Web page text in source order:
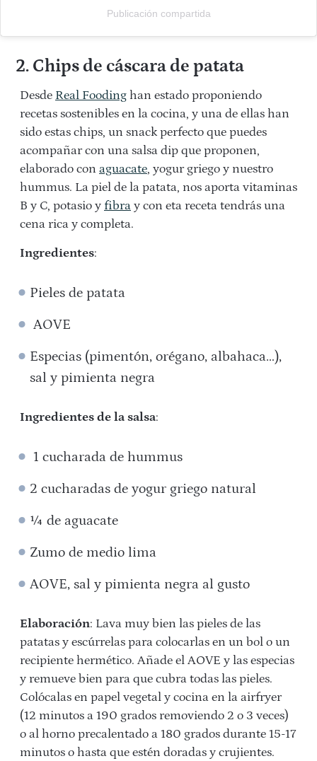
Publicación compartida
2. Chips de cáscara de patata
Desde Real Fooding han estado proponiendo
recetas sostenibles en la cocina, y una de ellas han
sido estas chips, un snack perfecto que puedes
acompañar con una salsa dip que proponen,
elaborado con aguacate, yogur griego y nuestro
hummus. La piel de la patata, nos aporta vitaminas
B y C, potasio y fibra y con eta receta tendrás una
cena rica y completa.
Ingredientes:
Pieles de patata
AOVE
Especias (pimentón, orégano, albahaca…),
sal y pimienta negra
Ingredientes de la salsa:
1 cucharada de hummus
2 cucharadas de yogur griego natural
¼ de aguacate
Zumo de medio lima
AOVE, sal y pimienta negra al gusto
Elaboración: Lava muy bien las pieles de las
patatas y escúrrelas para colocarlas en un bol o un
recipiente hermético. Añade el AOVE y las especias
y remueve bien para que cubra todas las pieles.
Colócalas en papel vegetal y cocina en la airfryer
(12 minutos a 190 grados removiendo 2 o 3 veces)
o al horno precalentado a 180 grados durante 15-17
minutos o hasta que estén doradas y crujientes.